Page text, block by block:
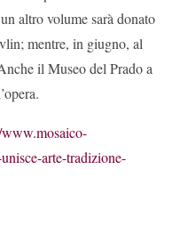
altro volume sarà donato
mentre, in giugno, al
il Museo del Prado a
arte-tradizione-